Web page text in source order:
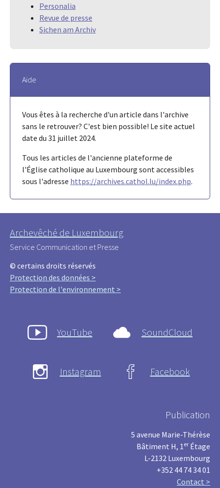
Personalia
Revue de presse
Sichen am Archiv
Aide
Vous êtes à la recherche d'un article dans l'archive
sans le retrouver? C'est bien possible! Le site actuel
date du 31 juillet 2024.
Tous les articles de l'ancienne plateforme de
l'Église catholique au Luxembourg sont accessibles
sous l'adresse https://archives.cathol.lu/index.php.
Archevêché de Luxembourg
Service Communication et Presse
© certains droits réservés
Protection des données >
Protection de l'environnement >
YouTube SoundCloud
Instagram Facebook
Publication
5 avenue Marie-Thérèse
Bâtiment H, 1er Étage
L-2132 Luxembourg
+352 44 74 34 01
Contact >